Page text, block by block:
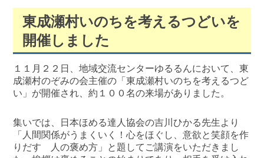
東成瀬村いのちを考えるつどいを
開催しました
１１月２２日、地域交流センターゆるるんにおいて、東
成瀬村のぞみの会主催の「東成瀬村いのちを考えるつど
い」が開催され、約１００名の来場がありました。
集いでは、日本ほめる達人協会の吉川ひかる先生より
「人間関係がうまくいく！心をほぐし、意欲と笑顔を作
りだす 人の褒め方」と題してご講演をいただきまし